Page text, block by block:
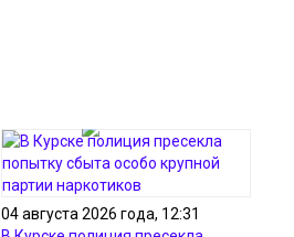
04 августа 2026 года, 12:31